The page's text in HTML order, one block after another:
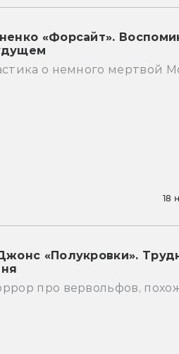
«Форсайт».
о немного мертвой
18
«Полукровки».
про вервольфов,